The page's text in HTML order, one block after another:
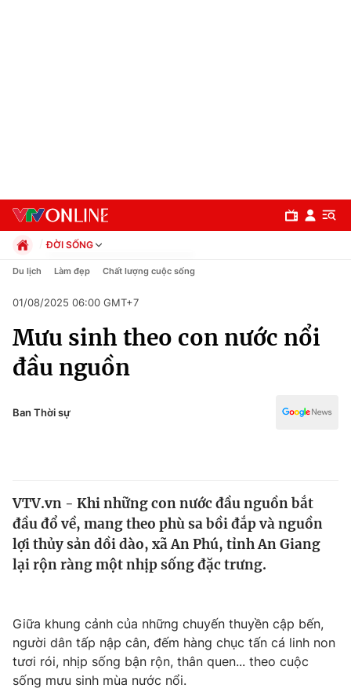
Chuyên mục
Chính trị
Thế giới
Tin tức
Câu chuyện quốc tế
Tài chính
Thị trường
Góc doanh nghiệp
Dữ liệu và đời sống
Truyền hình
ĐỜI SỐNG
Chính trị
Pháp luật
Kinh tế
Thể thao
Truyền hình
Y tế
Du lịch Làm đẹp Chất lượng cuộc sống
01/08/2025 06:00 GMT+7
Mưu sinh theo con nước nổi
đầu nguồn
Ban Thời sự
VTV.vn - Khi những con nước đầu nguồn bắt
đầu đổ về, mang theo phù sa bồi đắp và nguồn
lợi thủy sản dồi dào, xã An Phú, tỉnh An Giang
lại rộn ràng một nhịp sống đặc trưng.
Giữa khung cảnh của những chuyến thuyền cập bến,
người dân tấp nập cân, đếm hàng chục tấn cá linh non
tươi rói, nhịp sống bận rộn, thân quen... theo cuộc
sống mưu sinh mùa nước nổi.